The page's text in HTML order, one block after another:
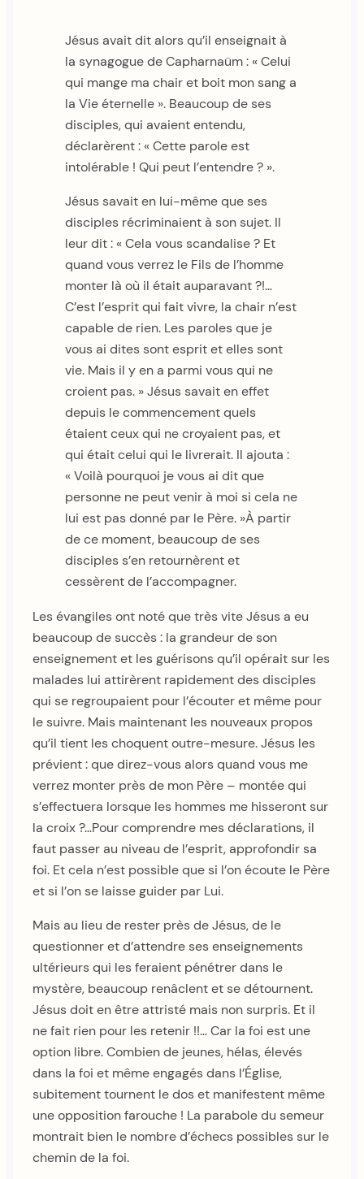
Jésus avait dit alors qu’il enseignait à
la synagogue de Capharnaüm : « Celui
qui mange ma chair et boit mon sang a
la Vie éternelle ». Beaucoup de ses
disciples, qui avaient entendu,
déclarèrent : « Cette parole est
intolérable ! Qui peut l’entendre ? ».
Jésus savait en lui-même que ses
disciples récriminaient à son sujet. Il
leur dit : « Cela vous scandalise ? Et
quand vous verrez le Fils de l’homme
monter là où il était auparavant ?!…
C’est l’esprit qui fait vivre, la chair n’est
capable de rien. Les paroles que je
vous ai dites sont esprit et elles sont
vie. Mais il y en a parmi vous qui ne
croient pas. » Jésus savait en effet
depuis le commencement quels
étaient ceux qui ne croyaient pas, et
qui était celui qui le livrerait. Il ajouta :
« Voilà pourquoi je vous ai dit que
personne ne peut venir à moi si cela ne
lui est pas donné par le Père. »À partir
de ce moment, beaucoup de ses
disciples s’en retournèrent et
cessèrent de l’accompagner.
Les évangiles ont noté que très vite Jésus a eu
beaucoup de succès : la grandeur de son
enseignement et les guérisons qu’il opérait sur les
malades lui attirèrent rapidement des disciples
qui se regroupaient pour l’écouter et même pour
le suivre. Mais maintenant les nouveaux propos
qu’il tient les choquent outre-mesure. Jésus les
prévient : que direz-vous alors quand vous me
verrez monter près de mon Père – montée qui
s’effectuera lorsque les hommes me hisseront sur
la croix ?…Pour comprendre mes déclarations, il
faut passer au niveau de l’esprit, approfondir sa
foi. Et cela n’est possible que si l’on écoute le Père
et si l’on se laisse guider par Lui.
Mais au lieu de rester près de Jésus, de le
questionner et d’attendre ses enseignements
ultérieurs qui les feraient pénétrer dans le
mystère, beaucoup renâclent et se détournent.
Jésus doit en être attristé mais non surpris. Et il
ne fait rien pour les retenir !!… Car la foi est une
option libre. Combien de jeunes, hélas, élevés
dans la foi et même engagés dans l’Église,
subitement tournent le dos et manifestent même
une opposition farouche ! La parabole du semeur
montrait bien le nombre d’échecs possibles sur le
chemin de la foi.